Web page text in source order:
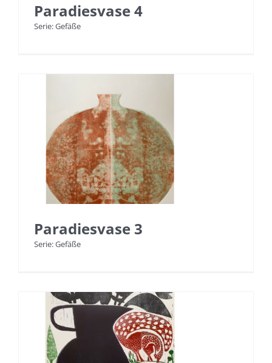
Paradiesvase 4
Serie: Gefäße
Paradiesvase 3
Serie: Gefäße